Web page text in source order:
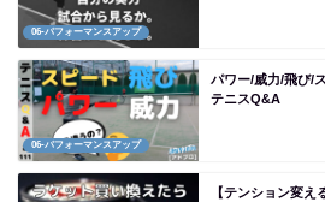
06-パフォーマンスアップ
06-パフォーマンスアップ
パワー/威力/飛び/
テニスQ&A
【テンション変